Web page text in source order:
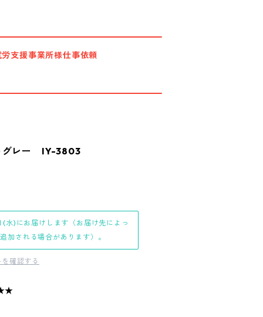
労支援事業所様仕事依頼
レー IY-3803
水)にお届けします（お届け先によっ
加される場合があります）。
確認する